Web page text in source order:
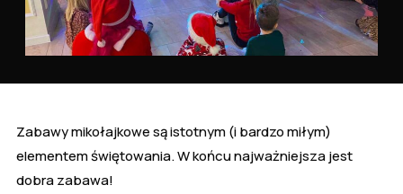
Zabawy mikołajkowe są istotnym (i bardzo miłym)
elementem świętowania. W końcu najważniejsza jest
dobra zabawa!